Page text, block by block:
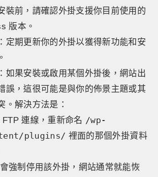
裝前，請確認外掛支援你目前使用的
版本。
：定期更新你的外掛以獲得新功能和安
：如果安裝或啟用某個外掛後，網站出
誤，這很可能是與你的佈景主題或其
。解決方法是：
FTP 連線，重新命名 /wp-
plugins/ 裡面的那個外掛資料
強制停用該外掛，網站通常就能恢